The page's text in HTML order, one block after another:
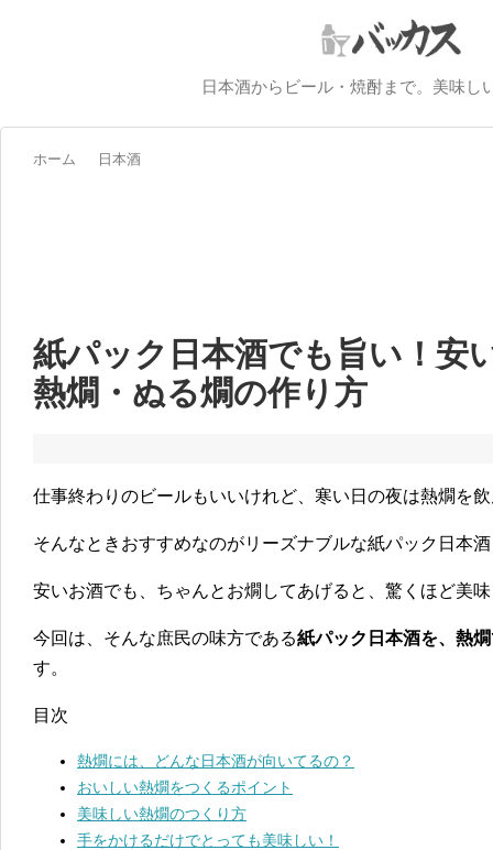
日本酒からビール・焼酎まで。美味し
ホーム 日本酒
紙パック日本酒でも旨い！安
熱燗・ぬる燗の作り方
仕事終わりのビールもいいけれど、寒い日の夜は熱燗を
そんなときおすすめなのがリーズナブルな紙パック日本
安いお酒でも、ちゃんとお燗してあげると、驚くほど美
今回は、そんな庶民の味方である紙パック日本酒を、熱
す。
目次
熱燗には、どんな日本酒が向いてるの？
おいしい熱燗をつくるポイント
美味しい熱燗のつくり方
手をかけるだけでとっても美味しい！